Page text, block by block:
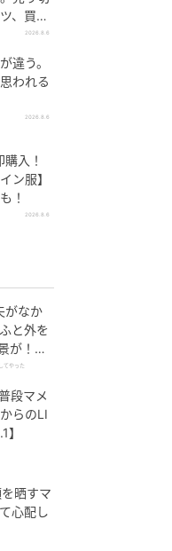
、買っ
2026.8.6
違う。
われる
2026.8.6
入！
ン服】
！
2026.8.6
がなか
と外を
が！｜
に来た
てやった
段マメ
らのLI
晒すマ
心配し